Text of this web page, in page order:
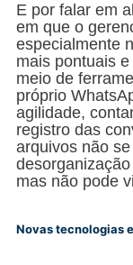
E por falar em
em que o
especialmente
mais pontuais
meio de
próprio
agilidade,
registro das
arquivos não
mas não pode
Novas tecnologias